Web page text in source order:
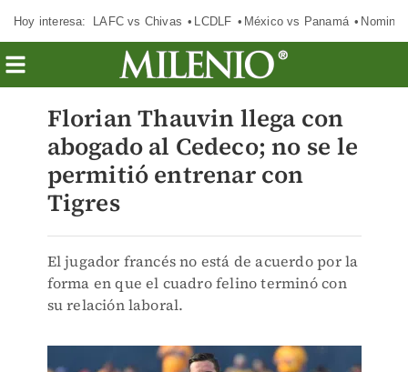
Hoy interesa: LAFC vs Chivas LCDLF México vs Panamá
Florian Thauvin llega con
abogado al Cedeco; no se le
permitió entrenar con
Tigres
El jugador francés no está de acuerdo por la
forma en que el cuadro felino terminó con
su relación laboral.